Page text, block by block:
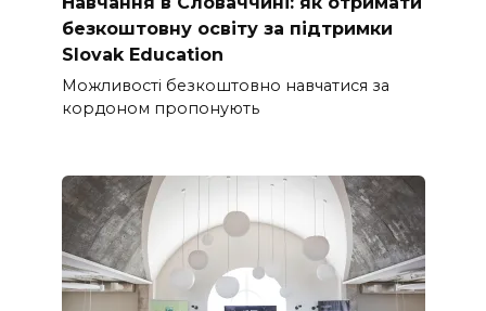
безкоштовну освіту за підтримки
Slovak Education
Можливості безкоштовно навчатися за
кордоном пропонують